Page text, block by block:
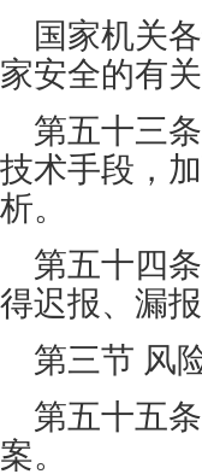
国家机关各
家安全的有
第五十三条
技术手段，
析。
第五十四条
得迟报、漏
第三节 风
第五十五条
案。